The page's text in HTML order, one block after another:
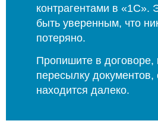
контрагентами в «1С».
быть уверенным, что
потеряно.
Пропишите в договоре,
пересылку документов,
находится далеко.